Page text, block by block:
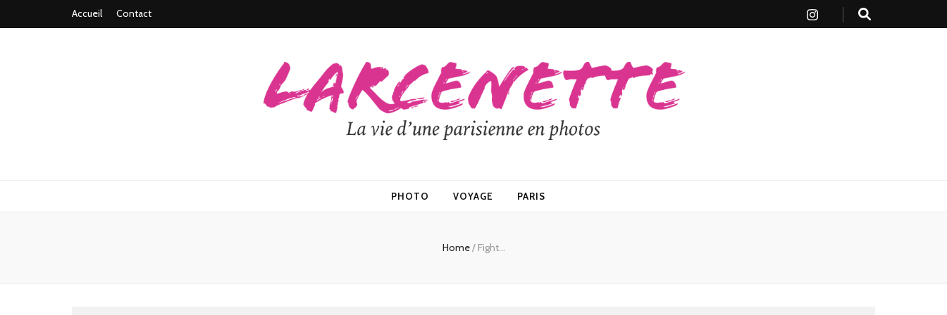
Accueil Contact
PHOTO VOYAGE PARIS
Home/ Fight…